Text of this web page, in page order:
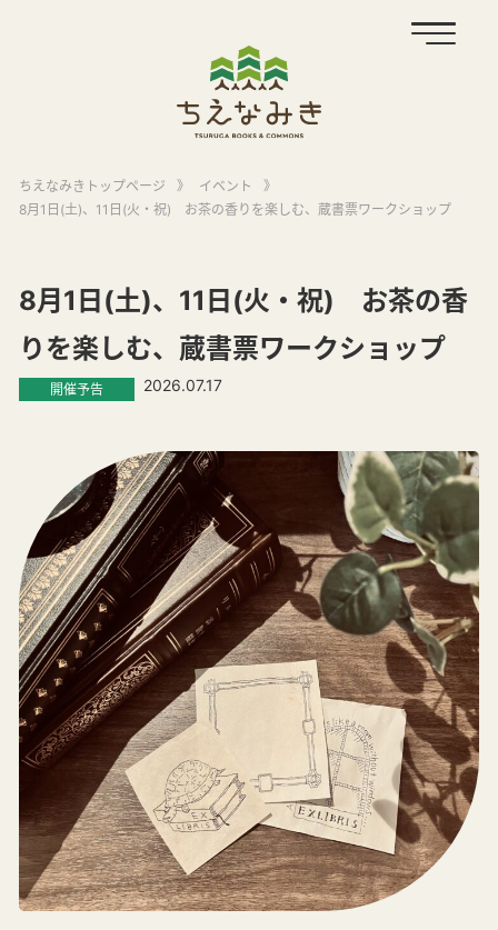
ちえなみきトップページ 》 イベント
》
8月1日(土)、11日(火・祝) お茶の香りを楽しむ、蔵書票ワークショップ
8月1日(土)、11日(火・祝) お茶の香
りを楽しむ、蔵書票ワークショップ
開催予告 2026.07.17